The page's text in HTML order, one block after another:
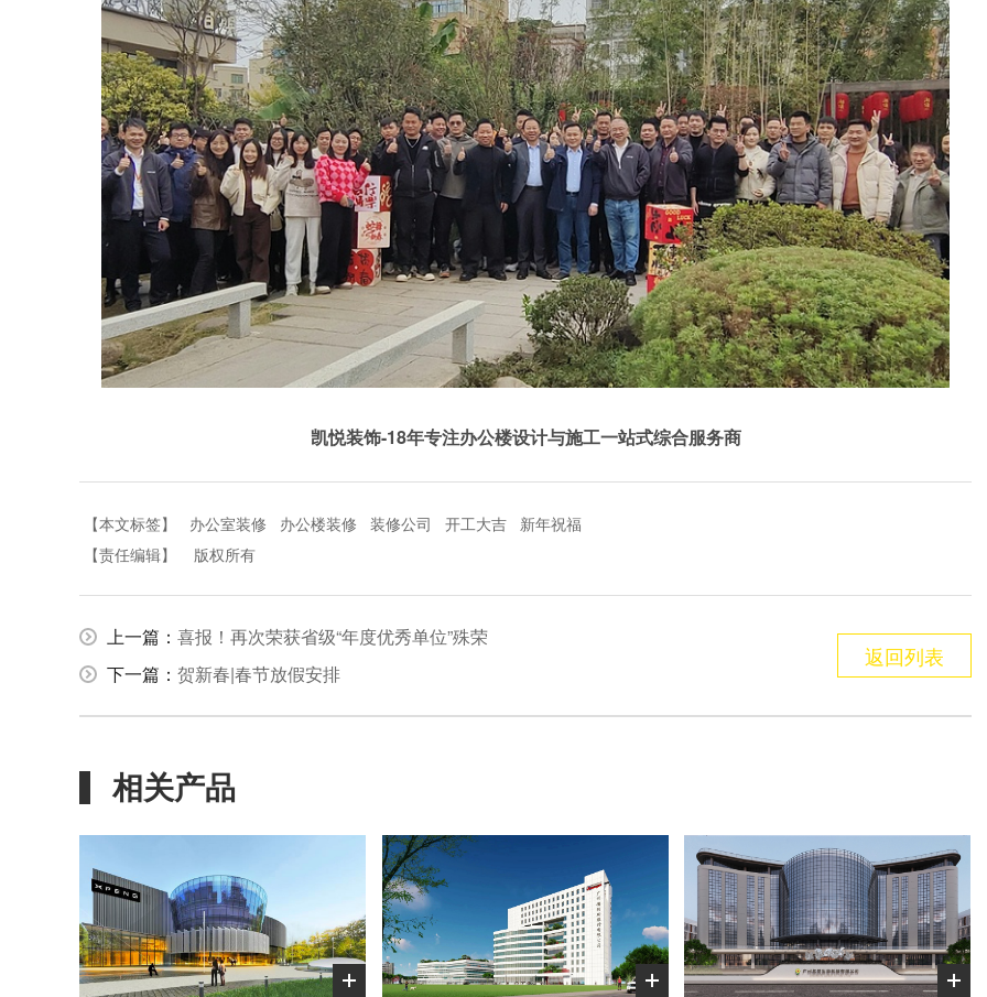
凯悦装饰-18年专注办公楼设计与施工一站式综合服务商
【本文标签】 办公室装修 办公楼装修 装修公司 开工大吉
新年祝福
【责任编辑】
版权所有
上一篇： 喜报！再次荣获省级“年度优秀单位”殊荣
下一篇： 贺新春|春节放假安排
返回列表
相关产品